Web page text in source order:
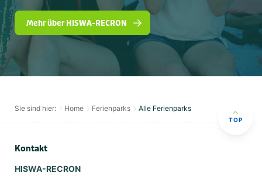
Mehr über HISWA-RECRON
Sie sind hier: Home Ferienparks Alle Ferienparks
TOP
Kontakt
HISWA-RECRON